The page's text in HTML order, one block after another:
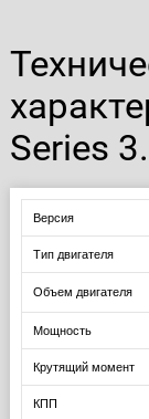
Series
Версия
Тип двигателя
Объем двигателя
Мощность
Крутящий момент
КПП